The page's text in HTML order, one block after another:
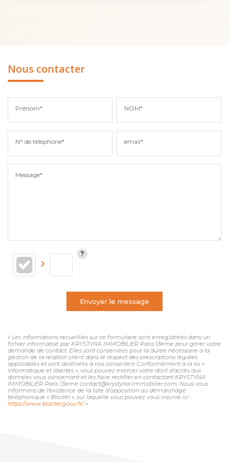
Nous contacter
Prénom* NOM*
N° de téléphone* email*
Message*
Envoyer le message
« Les informations recueillies sur ce formulaire sont enregistrées dans un
fichier informatisé par KRYSTYNA IMMOBILIER Paris 13eme pour gérer votre
demande de contact. Elles sont conservées pour la durée nécessaire à la
gestion de la relation client dans le respect des prescriptions légales
applicables et sont destinées à nos conseillers Conformément à la loi «
informatique et libertés », vous pouvez exercer votre droit d'accès aux
données vous concernant et les faire rectifier en contactant KRYSTYNA
IMMOBILIER Paris 13eme contact@krystyna-immobilier.com. Nous vous
informons de l'existence de la liste d'opposition au démarchage
téléphonique « Bloctel », sur laquelle vous pouvez vous inscrire ici :
https://www.bloctel.gouv.fr/»